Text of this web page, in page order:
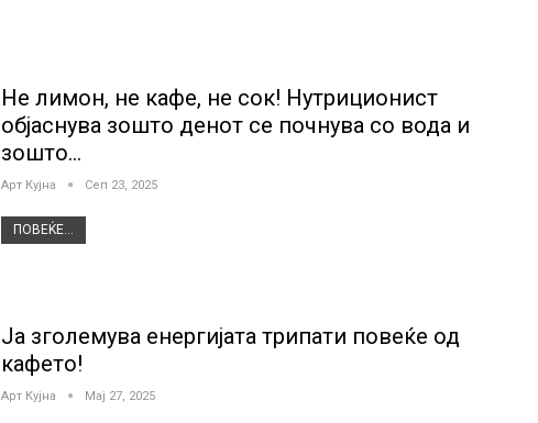
Не лимон, не кафе, не сок! Нутриционист
објаснува зошто денот се почнува со вода и
зошто…
Арт Кујна Сеп 23, 2025
ПОВЕЌЕ...
Ја зголемува енергијата трипати повеќе од
кафето!
Арт Кујна Мај 27, 2025